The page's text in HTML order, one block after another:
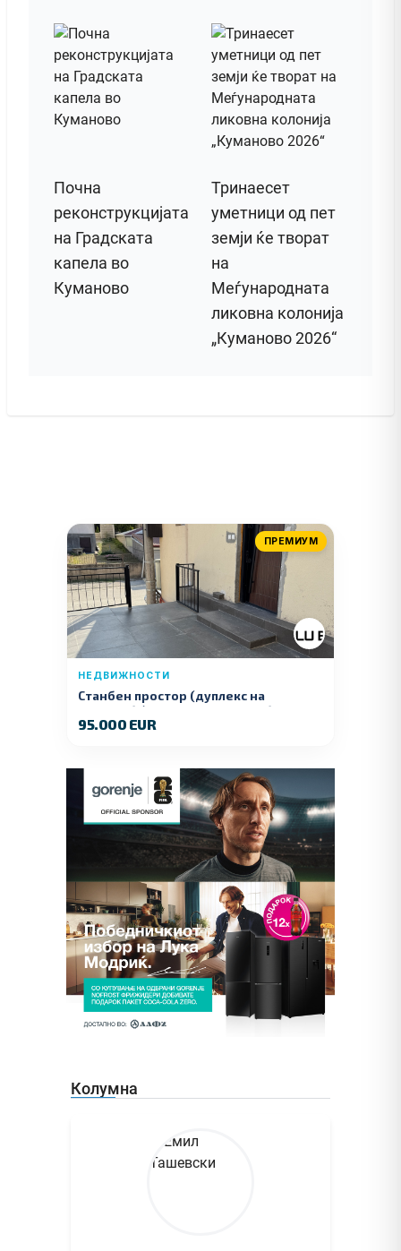
Почна
реконструкцијата
на Градската
капела во
Куманово
Тринаесет
уметници од пет
земји ќе творат
на
Меѓународната
ликовна колонија
„Куманово 2026“
ПРЕМИУМ
НЕДВИЖНОСТИ
Станбен простор (дуплекс на
продажба) – Ул. Стојан Арсов бр. 1,
Куманово
95.000 EUR
Колумна